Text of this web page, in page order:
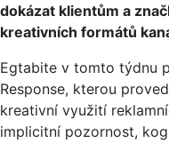
dokázat klientům a
kreativních formátů
Egtabite v tomto týdnu
Response, kterou
kreativní využití
implicitní pozornost,